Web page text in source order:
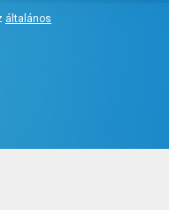
általános